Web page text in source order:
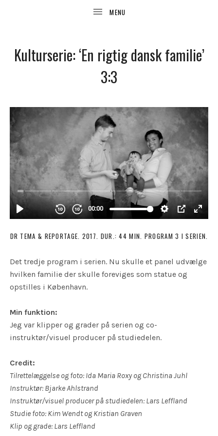
Kulturserie: ‘En rigtig dansk familie’
3:3
DR TEMA & REPORTAGE. 2017. DUR.: 44 MIN. PROGRAM 3 I SERIEN.
Det tredje program i serien. Nu skulle et panel udvælge
hvilken familie der skulle foreviges som statue og
opstilles i København.
Min funktion:
Jeg var klipper og grader på serien og co-
instruktør/visuel producer på studiedelen.
Credit:
Tilrettelæggelse og foto: Ida Maria Roxy og Christina Juhl
Instruktør: Bjarke Ahlstrand
Instruktør/visuel producer på studiedelen: Lars Leffland
Studie foto: Kim Wendt og Kristian Graven
Klip og grade: Lars Leffland